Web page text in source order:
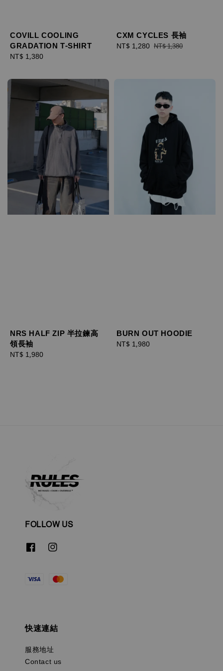
COVILL COOLING
GRADATION T-SHIRT
Regular
NT$ 1,380
CXM CYCLES 長袖
Sale
NT$ 1,280 Regular
NT$ 1,380
NRS HALF ZIP 半拉鍊高
領長袖
Regular
NT$ 1,980
BURN OUT HOODIE
Regular
NT$ 1,980
FOLLOW US
快速連結
服務地址
Contact us